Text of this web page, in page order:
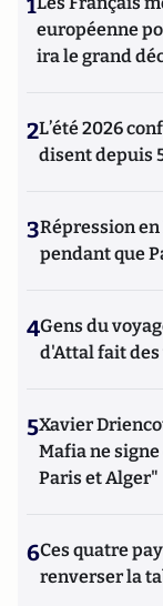
1
européenne
ira le grand
2L’été 2026
disent depuis
3Répression
pendant que
4Gens du
d'Attal fait des
5Xavier
Mafia ne
Paris et Alger"
6Ces quatre
renverser la